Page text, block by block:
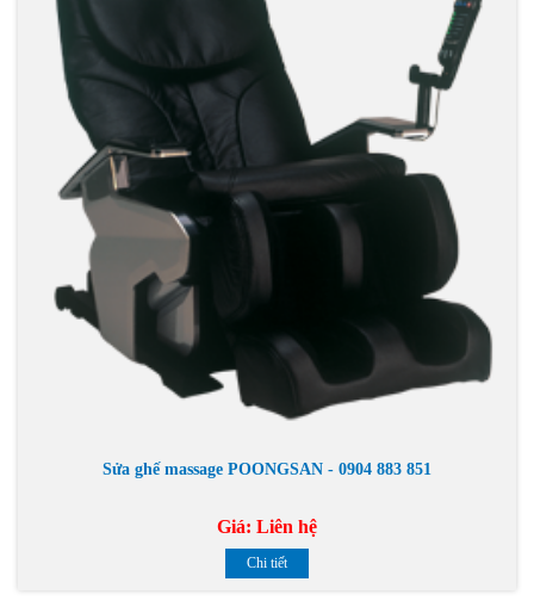
Sửa ghế massage POONGSAN - 0904 883 851
Giá: Liên hệ
Chi tiết